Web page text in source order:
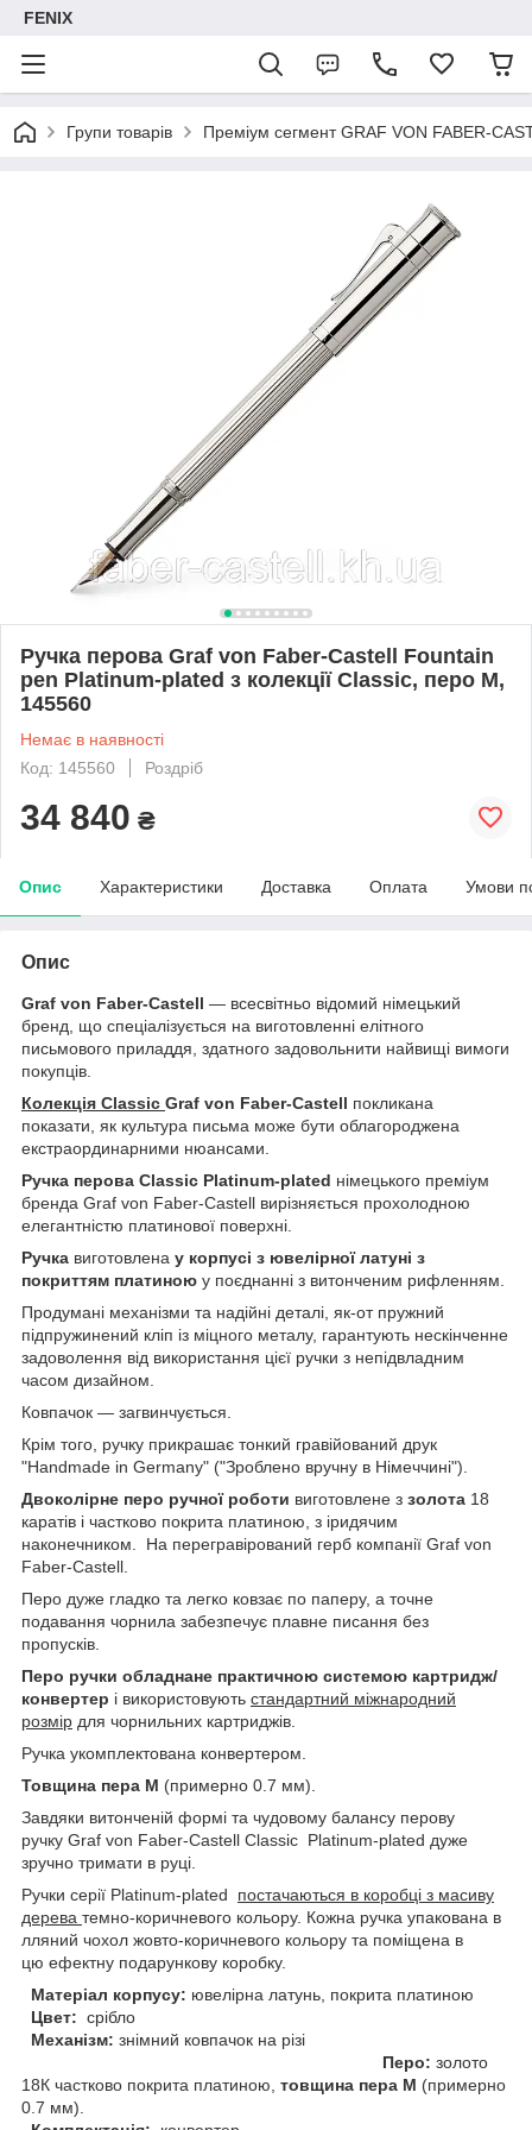
FENIX
Групи товарів Преміум сегмент GRAF VON FABER-
Ручка перова Graf von Faber-Castell Fountain
pen Platinum-plated з колекції Classic, перо М,
145560
Немає в наявності
Код: 145560
Роздріб
34 840 ₴
Опис Характеристики Доставка Оплата Умови
Опис
Graf von Faber-Castell — всесвітньо відомий німецький
бренд, що спеціалізується на виготовленні елітного
письмового приладдя, здатного задовольнити найвищі вимоги
покупців.
Колекція Classic Graf von Faber-Castell покликана
показати, як культура письма може бути облагороджена
екстраординарними нюансами.
Ручка перова Classic Platinum-plated німецького преміум
бренда Graf von Faber-Castell вирізняється прохолодною
елегантністю платинової поверхні.
Ручка виготовлена у корпусі з ювелірної латуні з
покриттям платиною у поєднанні з витонченим рифленням.
Продумані механізми та надійні деталі, як-от пружний
підпружинений кліп із міцного металу, гарантують нескінченне
задоволення від використання цієї ручки з непідвладним
часом дизайном.
Ковпачок — загвинчується.
Крім того, ручку прикрашає тонкий гравійований друк
"Handmade in Germany" ("Зроблено вручну в Німеччині").
Двоколірне перо ручної роботи виготовлене з золота 18
каратів і частково покрита платиною, з іридячим
наконечником. На перегравірований герб компанії Graf von
Faber-Castell.
Перо дуже гладко та легко ковзає по паперу, а точне
подавання чорнила забезпечує плавне писання без
пропусків.
Перо ручки обладнане практичною системою картридж/
конвертер і використовують стандартний міжнародний
розмір для чорнильних картриджів.
Ручка укомплектована конвертером.
Товщина пера М (примерно 0.7 мм).
Завдяки витонченій формі та чудовому балансу перову
ручку Graf von Faber-Castell Classic Platinum-plated дуже
зручно тримати в руці.
Ручки серії Platinum-plated постачаються в коробці з масиву
дерева темно-коричневого кольору. Кожна ручка упакована в
лляний чохол жовто-коричневого кольору та поміщена в
цю ефектну подарункову коробку.
Матеріал корпусу: ювелірна латунь, покрита платиною
Цвет: срібло
Механізм: знімний ковпачок на різі
Перо: золото
18К частково покрита платиною, товщина пера М (примерно
0.7 мм).